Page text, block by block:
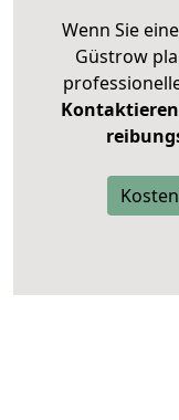
Wenn Sie
Güstrow